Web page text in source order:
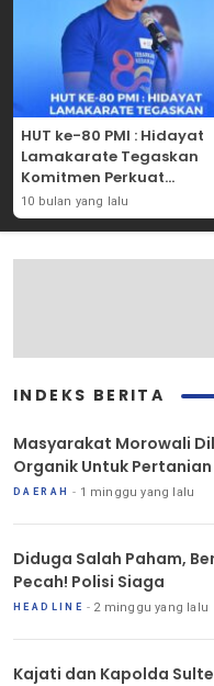
HUT ke-80 PMI : Hidayat
Lamakarate Tegaskan
Komitmen Perkuat
Solidaritas Kemanusiaan
10 bulan yang lalu
INDEKS BERITA
Masyarakat Morowali
Organik Untuk Pertanian
DAERAH 1 minggu yang lalu
Diduga Salah Paham,
Pecah! Polisi Siaga
HEADLINE 2 minggu yang lalu
Kajati dan Kapolda